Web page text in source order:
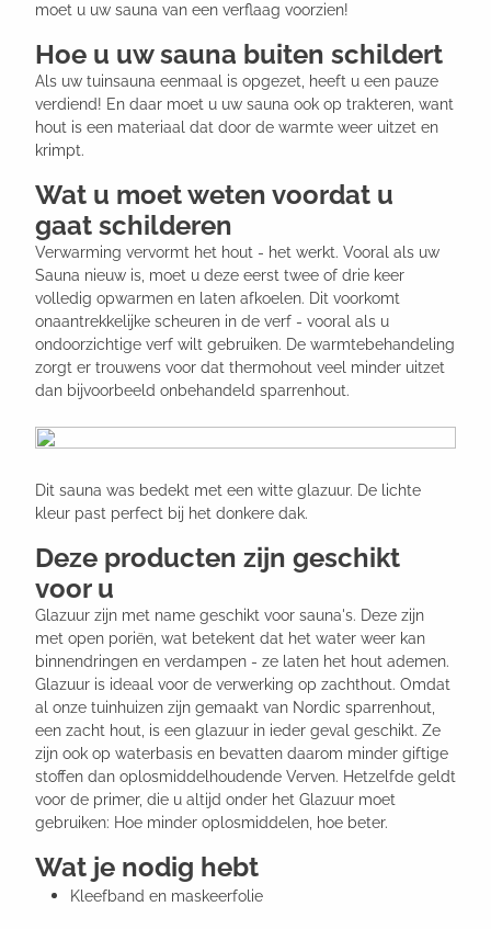
moet u uw sauna van een verflaag voorzien!
Hoe u uw sauna buiten schildert
Als uw tuinsauna eenmaal is opgezet, heeft u een pauze
verdiend! En daar moet u uw sauna ook op trakteren, want
hout is een materiaal dat door de warmte weer uitzet en
krimpt.
Wat u moet weten voordat u
gaat schilderen
Verwarming vervormt het hout - het werkt. Vooral als uw
Sauna nieuw is, moet u deze eerst twee of drie keer
volledig opwarmen en laten afkoelen. Dit voorkomt
onaantrekkelijke scheuren in de verf - vooral als u
ondoorzichtige verf wilt gebruiken. De warmtebehandeling
zorgt er trouwens voor dat thermohout veel minder uitzet
dan bijvoorbeeld onbehandeld sparrenhout.
Dit sauna was bedekt met een witte glazuur. De lichte
kleur past perfect bij het donkere dak.
Deze producten zijn geschikt
voor u
Glazuur zijn met name geschikt voor sauna's. Deze zijn
met open poriën, wat betekent dat het water weer kan
binnendringen en verdampen - ze laten het hout ademen.
Glazuur is ideaal voor de verwerking op zachthout. Omdat
al onze tuinhuizen zijn gemaakt van Nordic sparrenhout,
een zacht hout, is een glazuur in ieder geval geschikt. Ze
zijn ook op waterbasis en bevatten daarom minder giftige
stoffen dan oplosmiddelhoudende Verven. Hetzelfde geldt
voor de primer, die u altijd onder het Glazuur moet
gebruiken: Hoe minder oplosmiddelen, hoe beter.
Wat je nodig hebt
Kleefband en maskeerfolie